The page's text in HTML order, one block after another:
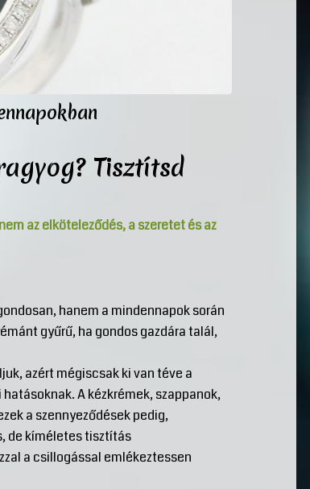
Tisztítsd
az elköteleződés, a szeretet és az
hanem a mindennapok során
gyűrű, ha gondos gazdára talál,
azért mégiscsak ki van téve a
A kézkrémek, szappanok,
a szennyeződések pedig,
de kíméletes tisztítás
a csillogással emlékeztessen